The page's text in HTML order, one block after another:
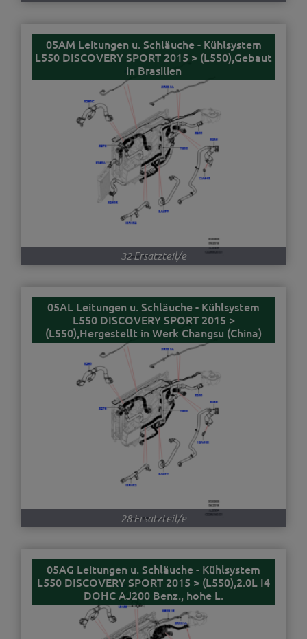
05AM Leitungen u. Schläuche - Kühlsystem
L550 DISCOVERY SPORT 2015 > (L550),Gebaut
in Brasilien
32 Ersatzteil/e
05AL Leitungen u. Schläuche - Kühlsystem
L550 DISCOVERY SPORT 2015 >
(L550),Hergestellt in Werk Changsu (China)
28 Ersatzteil/e
05AG Leitungen u. Schläuche - Kühlsystem
L550 DISCOVERY SPORT 2015 > (L550),2.0L I4
DOHC AJ200 Benz., hohe L.